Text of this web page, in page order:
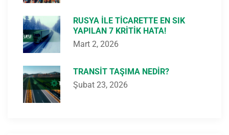
RUSYA ILE TICARETTE EN SIK
YAPILAN 7 KRITIK HATA!
Mart 2, 2026
TRANSIT TAŞIMA NEDIR?
Şubat 23, 2026